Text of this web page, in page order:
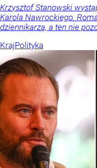
Krzysztof Stanowski
Karola Nawrockiego.
dziennikarza, a ten nie
KrajPolityka